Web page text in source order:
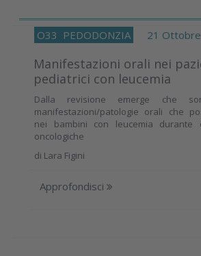
O33 PEDODONZIA 21 Ottobre
Manifestazioni orali nei
pediatrici con leucemia
Dalla revisione emerge che
manifestazioni/patologie orali che
nei bambini con leucemia
oncologiche
di Lara Figini
Approfondisci